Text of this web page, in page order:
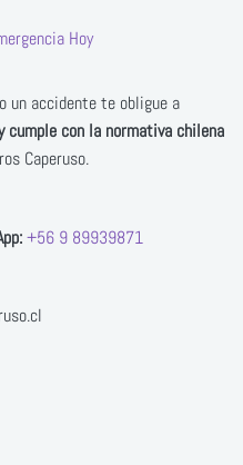
Hoy
un accidente te obligue a
cumple con la normativa chilena
Caperuso.
+56 9 89939871